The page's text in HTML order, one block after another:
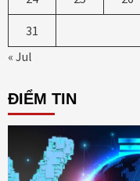
31
« Jul
ĐIỂM TIN